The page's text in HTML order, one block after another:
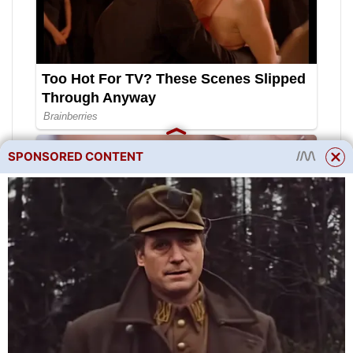
SPONSORED CONTENT